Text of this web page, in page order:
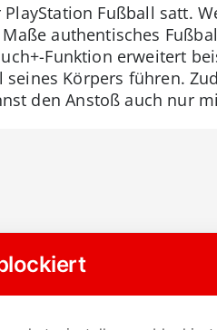
Fußball satt.
authentisches
Funktion erweitert
Körpers führen.
den Anstoß auch nur